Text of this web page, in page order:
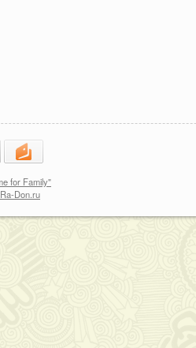
for Family"
Ra-Don.ru